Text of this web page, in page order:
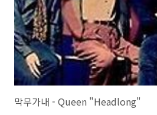
막무가내 - Queen "Headlong"